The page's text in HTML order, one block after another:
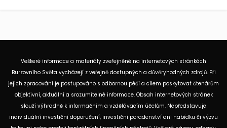
Veškeré informace a materiály zveřejněné na internetových stránkách
Burzovního Světa vycházejí z veřejně dostupných a důvěryhodných zdrojů. Při
jejich zpracování je postupováno s odbornou péčí a cílem poskytovat čtenářům
objektivní, aktuální a srozumitelné informace. Obsah internetových stránek
slouží výhradně k informačním a vzdělávacím účelům. Nepředstavuje
individuální investiční doporučení, investiční poradenství ani nabídku či výzvu